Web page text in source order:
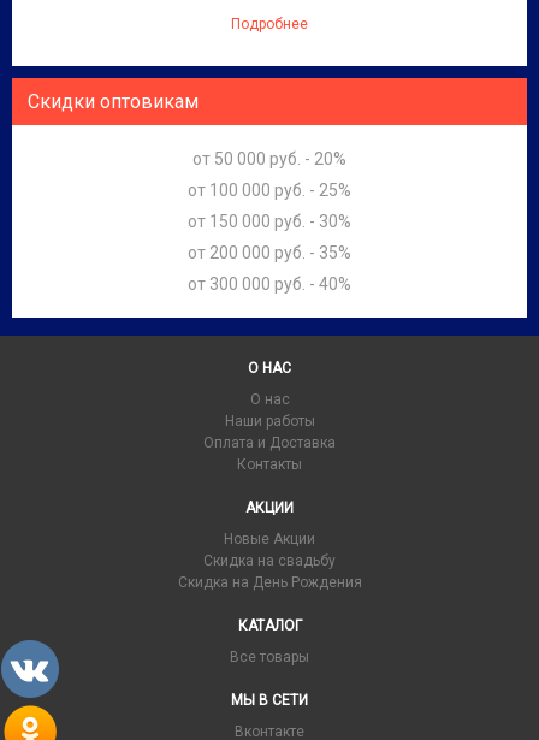
Подробнее
Скидки оптовикам
от 50 000 руб. - 20%
от 100 000 руб. - 25%
от 150 000 руб. - 30%
от 200 000 руб. - 35%
от 300 000 руб. - 40%
О НАС
О нас
Наши работы
Оплата и Доставка
Контакты
АКЦИИ
Новые Акции
Скидка на свадьбу
Скидка на День Рождения
КАТАЛОГ
Все товары
МЫ В СЕТИ
Вконтакте